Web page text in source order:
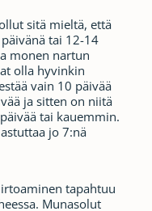
sitä mieltä, että
tai 12-14
monen nartun
olla hyvinkin
vain 10 päivää
ja sitten on niitä
tai kauemmin.
jo 7:nä
tapahtuu
Munasolut